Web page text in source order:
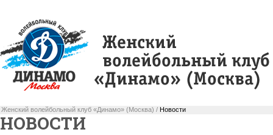
Женский волейбольный клуб «Динамо» (Москва) / Новости
НОВОСТИ